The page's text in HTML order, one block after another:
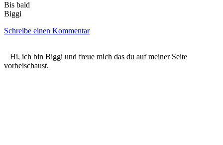
Bis bald
Biggi
Schreibe einen Kommentar
Hi, ich bin Biggi und freue mich das du auf meiner Seite
vorbeischaust.